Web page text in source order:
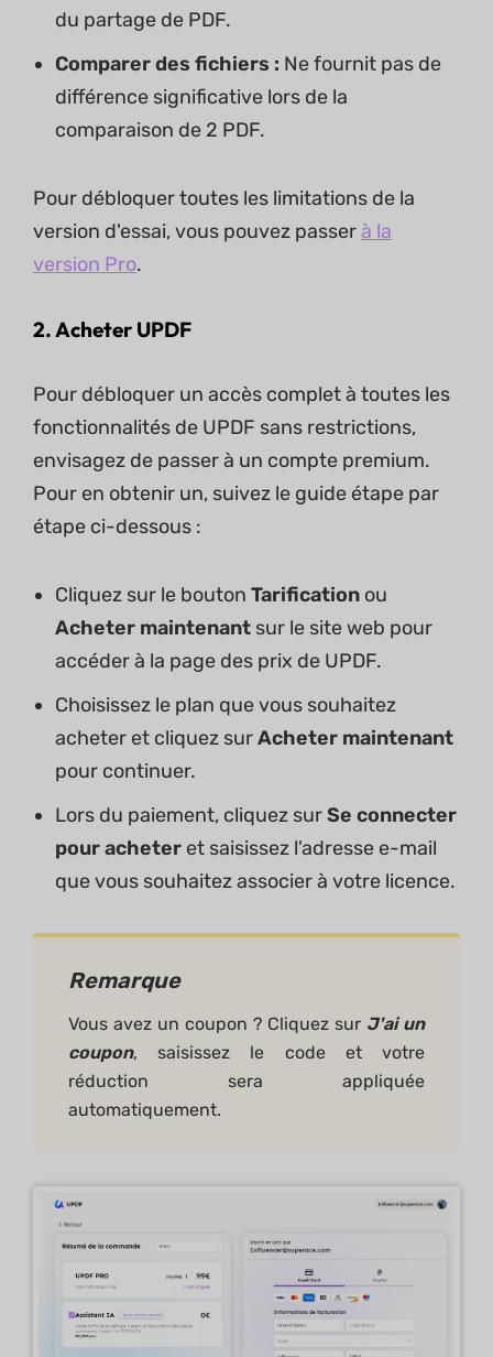
du partage de PDF.
Comparer des fichiers : Ne fournit pas de
différence significative lors de la
comparaison de 2 PDF.
Pour débloquer toutes les limitations de la
version d'essai, vous pouvez passerà la
version Pro.
2. Acheter UPDF
Pour débloquer un accès complet à toutes les
fonctionnalités de UPDF sans restrictions,
envisagez de passer à un compte premium.
Pour en obtenir un, suivez le guide étape par
étape ci-dessous :
Cliquez sur le bouton Tarification ou
Acheter maintenant sur le site web pour
accéder à la page des prix de UPDF.
Choisissez le plan que vous souhaitez
acheter et cliquez surAcheter maintenant
pour continuer.
Lors du paiement, cliquez surSe connecter
pour acheter et saisissez l'adresse e-mail
que vous souhaitez associer à votre licence.
Remarque
Vous avez un coupon ? Cliquez sur J'ai un
coupon, saisissez le code et votre
réduction sera appliquée
automatiquement.